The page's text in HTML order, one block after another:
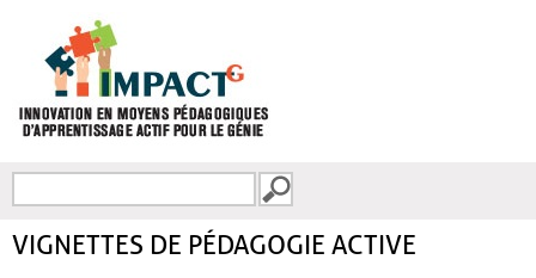
FORMULAIRE DE
VIGNETTES DE PÉDAGOGIE ACTIVE